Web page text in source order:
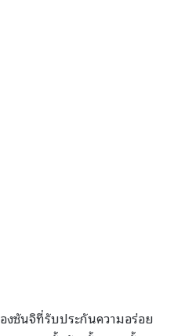
งซันจิที่รับประกันความอร่อย